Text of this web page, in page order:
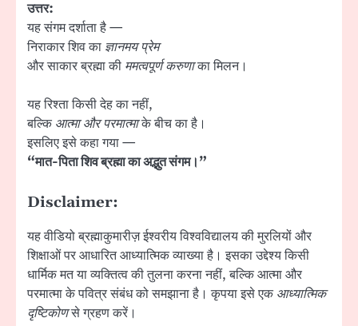
उत्तर:
यह संगम दर्शाता है —
निराकार शिव का ज्ञानमय प्रेम
और साकार ब्रह्मा की ममत्वपूर्ण करुणाका मिलन।
यह रिश्ता किसी देह का नहीं,
बल्कि आत्मा और परमात्माके बीच का है।
इसलिए इसे कहा गया —
“मात-पिता शिव ब्रह्मा का अद्भुत संगम।”
Disclaimer:
यह वीडियो ब्रह्माकुमारीज़ ईश्वरीय विश्वविद्यालय की मुरलियों और
शिक्षाओं पर आधारित आध्यात्मिक व्याख्या है। इसका उद्देश्य किसी
धार्मिक मत या व्यक्तित्व की तुलना करना नहीं, बल्कि आत्मा और
परमात्मा के पवित्र संबंध को समझाना है। कृपया इसे एक आध्यात्मिक
दृष्टिकोणसे ग्रहण करें।